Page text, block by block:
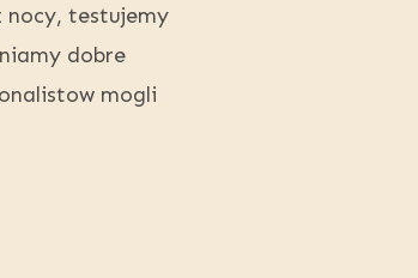
nocy, testujemy
dobre
mogli